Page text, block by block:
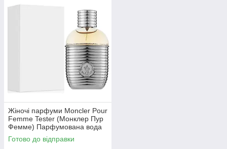
Жіночі парфуми Moncler Pour
Femme Tester (Монклер Пур
Фемме) Парфумована вода
100 ml/мл Тестер
Готово до відправки